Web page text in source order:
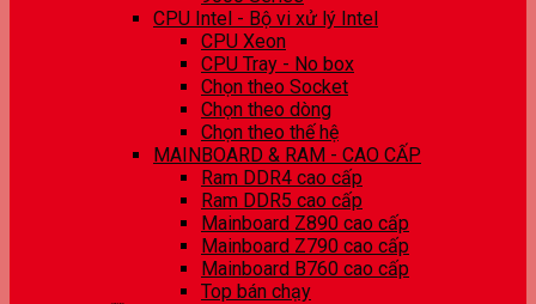
CPU Intel - Bộ vi xử lý Intel
CPU Xeon
CPU Tray - No box
Chọn theo Socket
Chọn theo dòng
Chọn theo thế hệ
MAINBOARD & RAM - CAO CẤP
Ram DDR4 cao cấp
Ram DDR5 cao cấp
Mainboard Z890 cao cấp
Mainboard Z790 cao cấp
Mainboard B760 cao cấp
Top bán chạy